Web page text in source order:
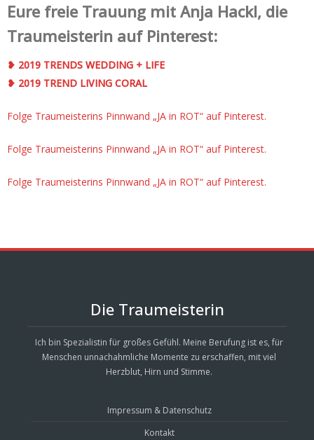
Eure freie Trauung mit Anja Hackl, die
Traumeisterin auf Pinterest:
❥ 2019 TRENDS WEDDING + LIFE
❥ 2019 TREND LIVING CORAL
Folge Traumeisterins Pinnwand „JA in ROT“ auf Pinterest.
Folge Traumeisterins Pinnwand „JA in ROT“ auf Pinterest.
Folge Traumeisterins Pinnwand „JA in ROT“ auf Pinterest.
Die Traumeisterin
Ich bin Spezialistin für großes Gefühl. Meine Berufung ist es, für
Menschen unnachahmliche Momente zu erschaffen, mit viel
Herzblut, Hirn und Stimme.
Impressum & Datenschutz
Kontakt